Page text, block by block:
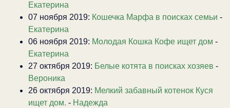
Екатерина
07 ноября 2019: Кошечка Марфа в поисках семьи -
Екатерина
06 ноября 2019: Молодая Кошка Кофе ищет дом -
Екатерина
27 октября 2019: Белые котята в поисках хозяев -
Вероника
26 октября 2019: Мелкий забавный котенок Куся
ищет дом. - Надежда